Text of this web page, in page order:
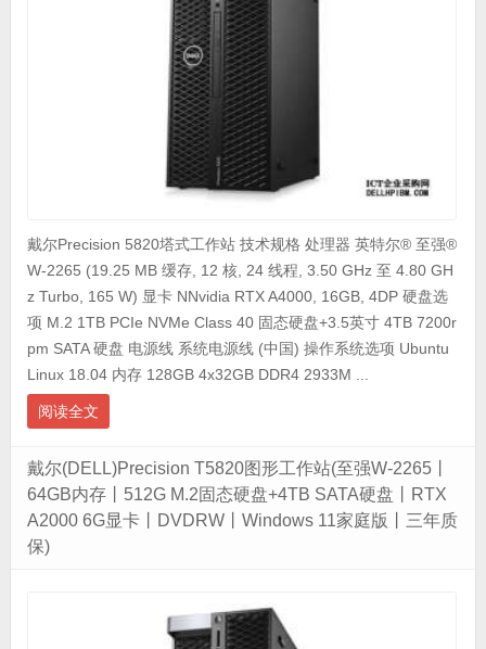
戴尔Precision 5820塔式工作站 技术规格 处理器 英特尔® 至强®
W-2265 (19.25 MB 缓存, 12 核, 24 线程, 3.50 GHz 至 4.80 GH
z Turbo, 165 W) 显卡 NNvidia RTX A4000, 16GB, 4DP 硬盘选
项 M.2 1TB PCIe NVMe Class 40 固态硬盘+3.5英寸 4TB 7200r
pm SATA 硬盘 电源线 系统电源线 (中国) 操作系统选项 Ubuntu
Linux 18.04 内存 128GB 4x32GB DDR4 2933M ...
阅读全文
戴尔(DELL)Precision T5820图形工作站(至强W-2265丨
64GB内存丨512G M.2固态硬盘+4TB SATA硬盘丨RTX
A2000 6G显卡丨DVDRW丨Windows 11家庭版丨三年质
保)